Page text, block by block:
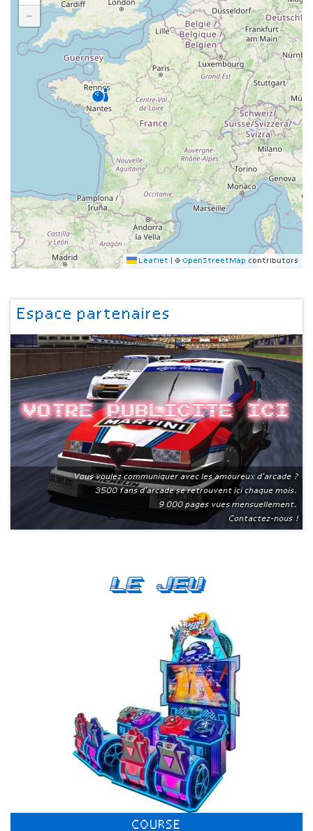
−
Leaflet © OpenStreetMap contributors
Espace partenaires
Votre publicite ici
Vous voulez communiquer avec les amoureux d'arcade ?
3500 fans d'arcade se retrouvent ici chaque mois.
9 000 pages vues mensuellement.
Contactez-nous !
Le Jeu
COURSE